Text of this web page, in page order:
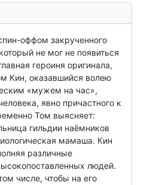
оффом закрученного
не мог не появиться
героиня оригинала,
Кин, оказавшийся волею
«мужем на час»,
явно причастного к
Том выясняет:
гильдии наёмников
мамаша. Кин
различные
людей.
числе, чтобы на его